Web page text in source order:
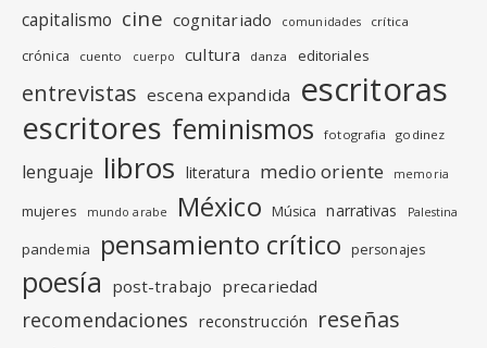
capitalismo cine cognitariado comunidades crítica
crónica cuento cuerpo cultura danza editoriales
entrevistas escena expandida escritoras
escritores feminismos fotografia godinez
lenguaje libros literatura medio oriente memoria
mujeres mundo arabe México Música narrativas Palestina
pandemia pensamiento crítico personajes
poesía post-trabajo precariedad
recomendaciones reconstrucción reseñas